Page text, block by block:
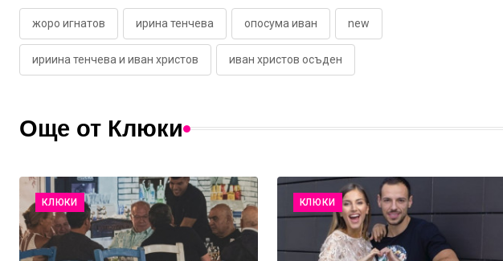
жоро игнатов ирина тенчева опосума иван new
ириина тенчева и иван христов иван христов осъден
Още от Клюки
КЛЮКИ КЛЮКИ